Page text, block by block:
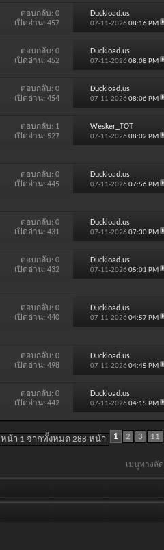
ตอบกลับ:0
เปิดอ่าน: 457
Duckload.us
07-11-2026 08:16 PM
ตอบกลับ:0
เปิดอ่าน: 452
Duckload.us
07-11-2026 08:08 PM
ตอบกลับ:0
เปิดอ่าน: 454
Duckload.us
07-11-2026 08:06 PM
ตอบกลับ: 1
เปิดอ่าน: 527
Wesker_TOT
07-11-2026 08:02 PM
ตอบกลับ:0
เปิดอ่าน: 445
Duckload.us
07-11-2026 07:56 PM
ตอบกลับ:0
เปิดอ่าน: 431
Duckload.us
07-11-2026 07:30 PM
ตอบกลับ:0
เปิดอ่าน: 432
Duckload.us
07-11-2026 05:01 PM
ตอบกลับ:0
เปิดอ่าน: 440
Duckload.us
07-11-2026 04:57 PM
ตอบกลับ:0
เปิดอ่าน: 498
Duckload.us
07-11-2026 04:45 PM
ตอบกลับ:0
เปิดอ่าน: 442
Duckload.us
07-11-2026 04:15 PM
หน้า 1 จากทั้งหมด 288 หน้า 1 2 3 11
เมนูทางลัด